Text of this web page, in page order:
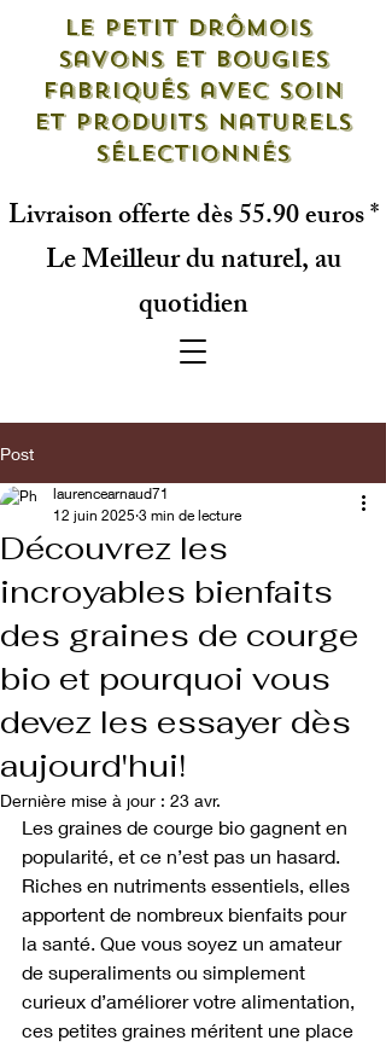
Le petit drômois
savons et bougies
fabriqués avec soin
et produits naturels
sélectionnés
Livraison offerte dès 55.90 euros *
Le Meilleur du naturel, au
quotidien
Post
Découvrez les
incroyables bienfaits
des graines de courge
bio et pourquoi vous
devez les essayer dès
aujourd'hui!
laurencearnaud71
12 juin 2025 3 min de lecture
Dernière mise à jour : 23 avr.
Les graines de courge bio gagnent en
popularité, et ce n’est pas un hasard.
Riches en nutriments essentiels, elles
apportent de nombreux bienfaits pour
la santé. Que vous soyez un amateur
de superaliments ou simplement
curieux d’améliorer votre alimentation,
ces petites graines méritent une place